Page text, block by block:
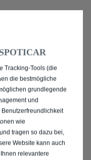
SIE
IHRER
Tracking-Tools (die
die bestmögliche
grundlegende
und
wie
tragen so dazu bei,
Website kann auch
relevantere